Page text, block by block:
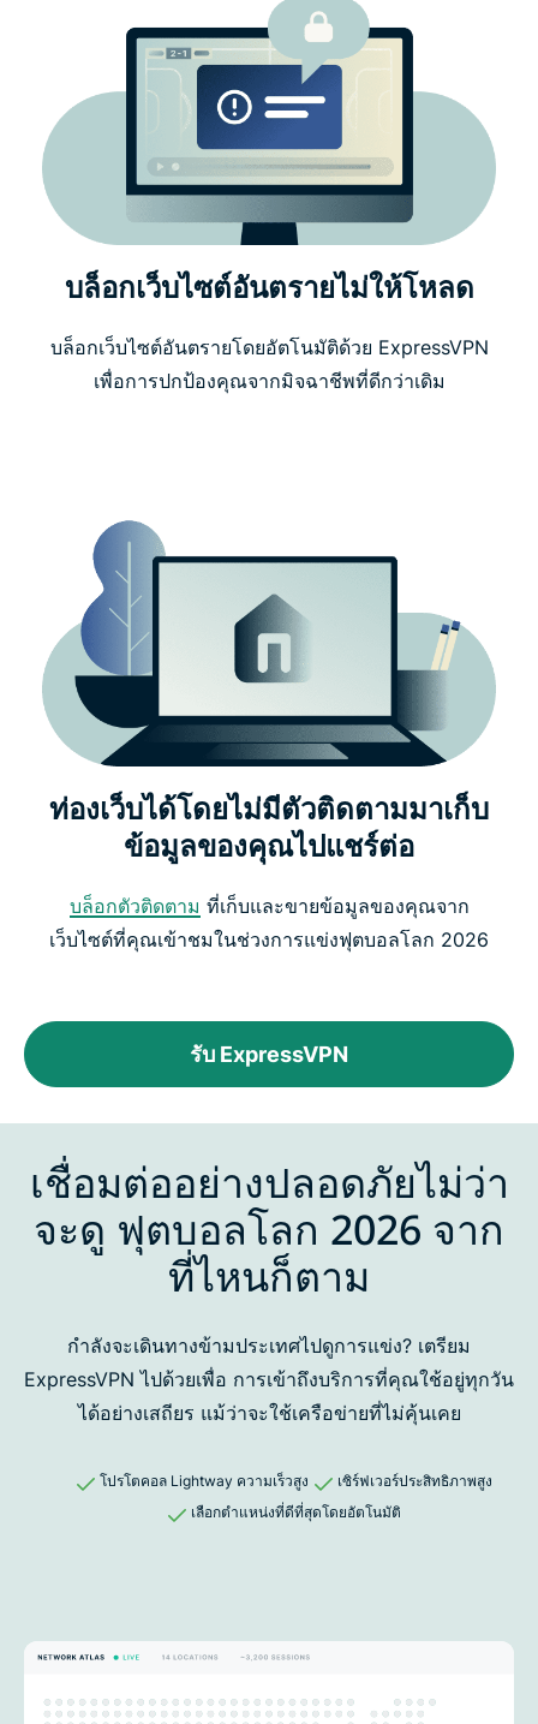
บล็อกเว็บไซต์อันตรายไม่ให้โหลด
บล็อกเว็บไซต์อันตรายโดยอัตโนมัติด้วย ExpressVPN
เพื่อการปกป้องคุณจากมิจฉาชีพที่ดีกว่าเดิม
ท่องเว็บได้โดยไม่มีตัวติดตามมาเก็บ
ข้อมูลของคุณไปแชร์ต่อ
บล็อกตัวติดตาม ที่เก็บและขายข้อมูลของคุณจาก
เว็บไซต์ที่คุณเข้าชมในช่วงการแข่งฟุตบอลโลก 2026
รับ ExpressVPN
เชื่อมต่ออย่างปลอดภัยไม่ว่า
จะดู ฟุตบอลโลก 2026 จาก
ที่ไหนก็ตาม
กำลังจะเดินทางข้ามประเทศไปดูการแข่ง? เตรียม
ExpressVPN ไปด้วยเพื่อ การเข้าถึงบริการที่คุณใช้อยู่ทุกวัน
ได้อย่างเสถียร แม้ว่าจะใช้เครือข่ายที่ไม่คุ้นเคย
โปรโตคอล Lightway ความเร็วสูง
เซิร์ฟเวอร์ประสิทธิภาพสูง
เลือกตำแหน่งที่ดีที่สุดโดยอัตโนมัติ